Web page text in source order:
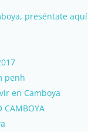
preséntate
penh
en Camboya
CAMBOYA